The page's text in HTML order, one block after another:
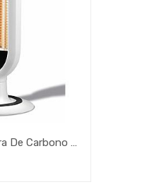
Torre Irradiante Fibra De Carbono G3 G60008 Ferrari